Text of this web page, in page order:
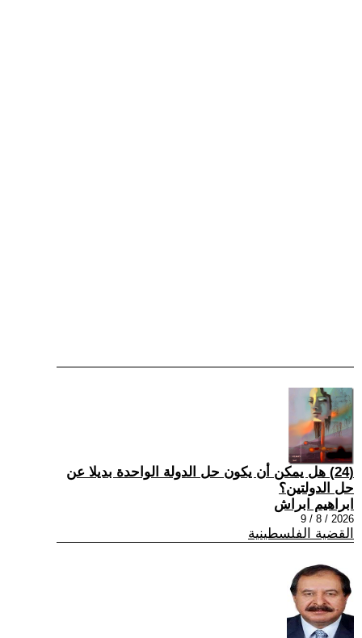
(24) هل يمكن أن يكون حل الدولة الواحدة بديلا عن
حل الدولتين؟
ابراهيم ابراش
2026 / 8 / 9
القضية الفلسطينية